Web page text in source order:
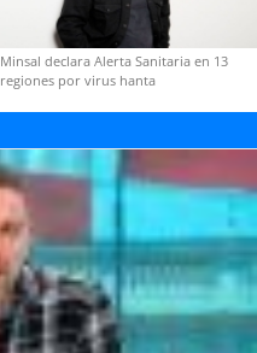
Minsal declara Alerta Sanitaria en 13
regiones por virus hanta